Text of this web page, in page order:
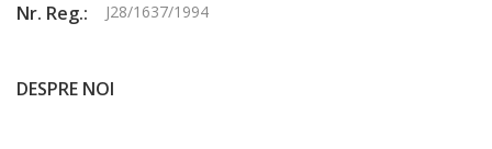
Nr. Reg.: J28/1637/1994
DESPRE NOI